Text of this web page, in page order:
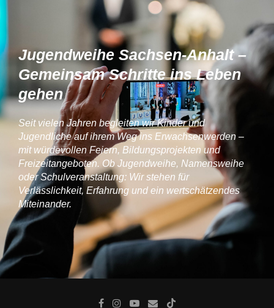
Jugendweihe Sachsen-Anhalt –
Gemeinsam Schritte ins Leben
gehen
Seit vielen Jahren begleiten wir Kinder und
Jugendliche auf ihrem Weg ins Erwachsenwerden –
mit würdevollen Feiern, Bildungsprojekten und
Freizeitangeboten. Ob Jugendweihe, Namensweihe
oder Schulveranstaltung: Wir stehen für
Verlässlichkeit, Erfahrung und ein wertschätzendes
Miteinander.